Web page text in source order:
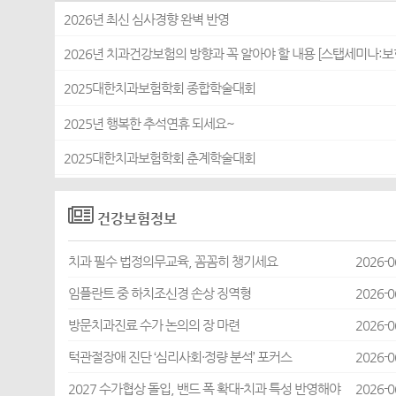
2026년 최신 심사경향 완벽 반영
2026년 치과건강보험의 방향과 꼭 알아야 할 내용 [스탭세미나:
2025대한치과보험학회 종합학술대회
2025년 행복한 추석연휴 되세요~
2025대한치과보험학회 춘계학술대회
건강보험정보
치과 필수 법정의무교육, 꼼꼼히 챙기세요 2026-
임플란트 중 하치조신경 손상 징역형 2026-
방문치과진료 수가 논의의 장 마련 2026-
턱관절장애 진단 ‘심리사회·정량 분석’ 포커스 2026-
2027 수가협상 돌입, 밴드 폭 확대-치과 특성 반영해야 2026-